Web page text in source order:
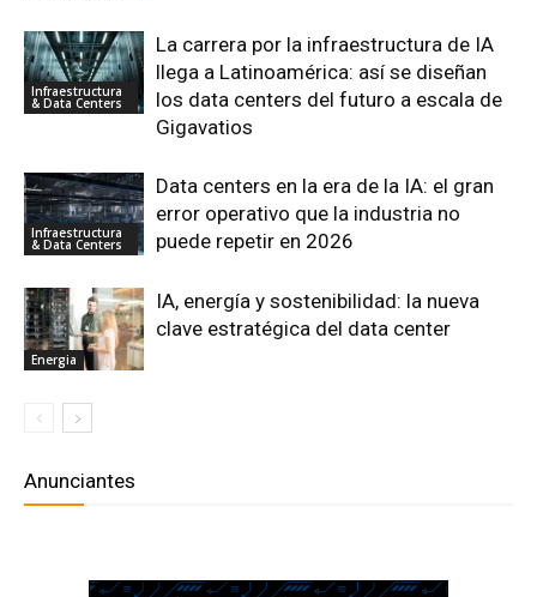
Infraestructura
& Data Centers
La carrera por la infraestructura de IA
llega a Latinoamérica: así se diseñan
los data centers del futuro a escala de
Gigavatios
Infraestructura
& Data Centers
Data centers en la era de la IA: el gran
error operativo que la industria no
puede repetir en 2026
Energia
IA, energía y sostenibilidad: la nueva
clave estratégica del data center
Anunciantes